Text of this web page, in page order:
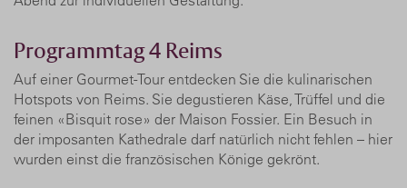
Programmtag 4 Reims
Auf einer Gourmet-Tour entdecken Sie die kulinarischen
Hotspots von Reims. Sie degustieren Käse, Trüffel und die
feinen «Bisquit rose» der Maison Fossier. Ein Besuch in
der imposanten Kathedrale darf natürlich nicht fehlen – hier
wurden einst die französischen Könige gekrönt.